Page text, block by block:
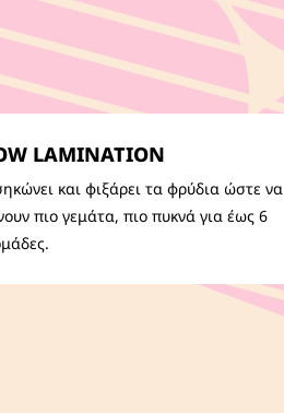
LAMINATION
και φιξάρει τα φρύδια ώστε να
πιο γεμάτα, πιο πυκνά για έως 6